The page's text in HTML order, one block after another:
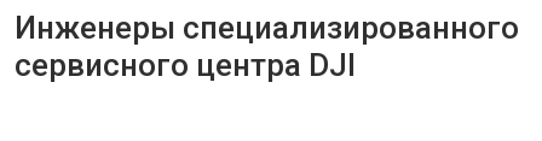
Инженеры специализированного
сервисного центра DJI